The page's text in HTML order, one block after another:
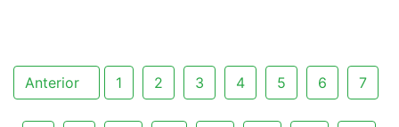
Anterior 1 2 3 4 5 6 7